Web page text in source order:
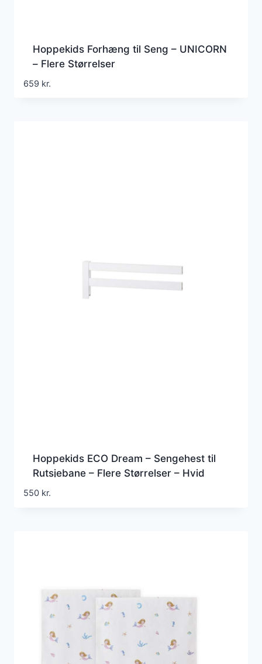
Hoppekids Forhæng til Seng – UNICORN
– Flere Størrelser
659 kr.
Hoppekids ECO Dream – Sengehest til
Rutsjebane – Flere Størrelser – Hvid
550 kr.